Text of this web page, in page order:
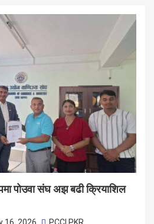
पोउवा संघ अझ बढी क्रियाशिल